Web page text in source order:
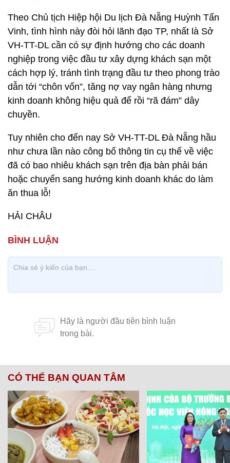
Theo Chủ tịch Hiệp hội Du lịch Đà Nẵng Huỳnh Tấn
Vinh, tình hình này đòi hỏi lãnh đạo TP, nhất là Sở
VH-TT-DL cần có sự định hướng cho các doanh
nghiệp trong việc đầu tư xây dựng khách sạn một
cách hợp lý, tránh tình trạng đầu tư theo phong trào
dẫn tới “chôn vốn”, tăng nợ vay ngân hàng nhưng
kinh doanh không hiệu quả để rồi “rã đám” dây
chuyền.
Tuy nhiên cho đến nay Sở VH-TT-DL Đà Nẵng hầu
như chưa lần nào công bố thông tin cụ thể về việc
đã có bao nhiêu khách sạn trên địa bàn phải bán
hoặc chuyển sang hướng kinh doanh khác do làm
ăn thua lỗ!
HẢI CHÂU
CÓ THỂ BẠN QUAN TÂM